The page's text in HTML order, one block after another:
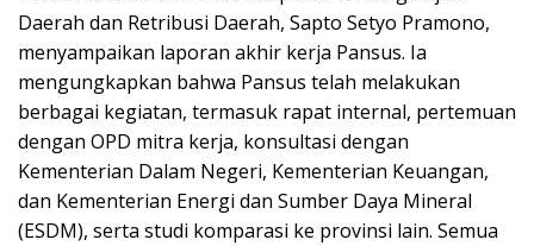
Daerah dan Retribusi Daerah, Sapto Setyo Pramono,
menyampaikan laporan akhir kerja Pansus. Ia
mengungkapkan bahwa Pansus telah melakukan
berbagai kegiatan, termasuk rapat internal, pertemuan
dengan OPD mitra kerja, konsultasi dengan
Kementerian Dalam Negeri, Kementerian Keuangan,
dan Kementerian Energi dan Sumber Daya Mineral
(ESDM), serta studi komparasi ke provinsi lain. Semua